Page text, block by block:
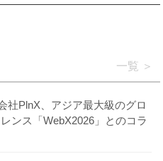
一覧
社PlnX、アジア最大級のグロ
ンス「WebX2026」とのコラ